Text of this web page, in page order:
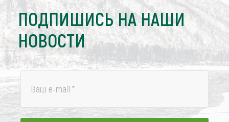
ПОДПИШИСЬ НА НАШИ
НОВОСТИ
Ваш e-mail *